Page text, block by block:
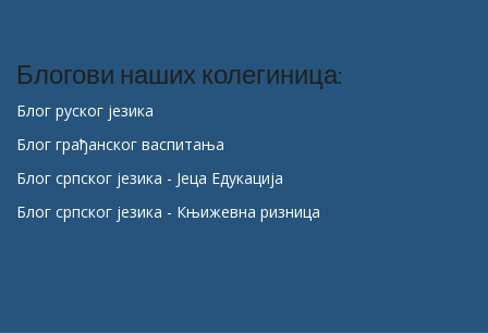
Блогови наших колегиница:
Блог руског језика
Блог грађанског васпитања
Блог српског језика - Јеца Едукација
Блог српског језика - Књижевна ризница